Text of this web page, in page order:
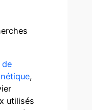
de
,
utilisés